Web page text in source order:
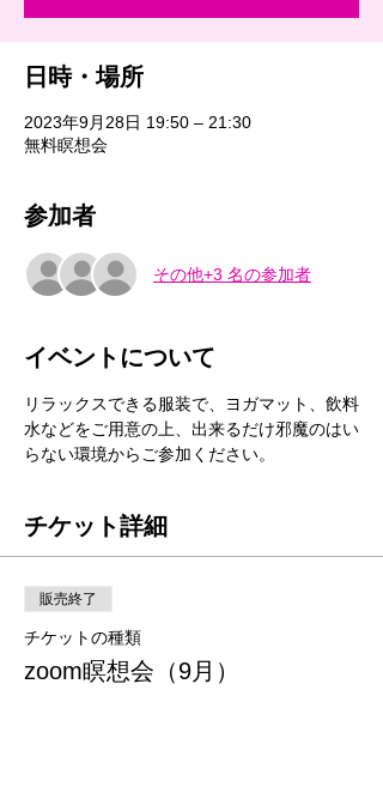
日時・場所
2023年9月28日 19:50 – 21:30
無料瞑想会
参加者
その他+3 名の参加者
イベントについて
リラックスできる服装で、ヨガマット、飲料
水などをご用意の上、出来るだけ邪魔のはい
らない環境からご参加ください。
チケット詳細
販売終了
チケットの種類
zoom瞑想会（9月）